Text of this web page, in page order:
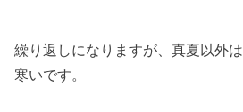
繰り返しになりますが、真夏以外
寒いです。